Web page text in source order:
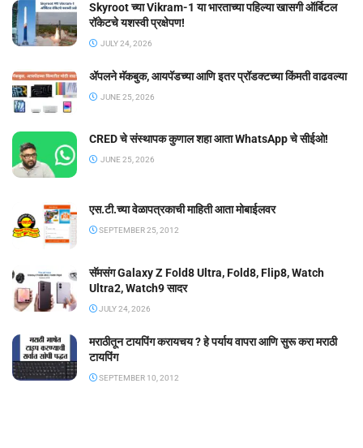
Skyroot च्या Vikram-1 या भारताच्या पहिल्या खासगी ऑर्बिटल
रॉकेटचे यशस्वी प्रक्षेपण!
JULY 24, 2026
ॲपलने मॅकबुक, आयपॅडच्या आणि इतर प्रॉडक्टच्या किंमती वाढवल्या
JUNE 25, 2026
CRED चे संस्थापक कुणाल शहा आता WhatsApp चे सीईओ!
JUNE 25, 2026
एस.टी.च्या वेळापत्रकाची माहिती आता मोबाईलवर
SEPTEMBER 25, 2012
सॅमसंग Galaxy Z Fold8 Ultra, Fold8, Flip8, Watch
Ultra2, Watch9 सादर
JULY 24, 2026
मराठीतून टायपिंग करायचय ? हे पर्याय वापरा आणि सुरू करा मराठी
टायपिंग
SEPTEMBER 10, 2012